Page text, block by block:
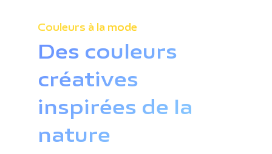
Couleurs à la mode
Des couleurs
créatives
inspirées de la
nature